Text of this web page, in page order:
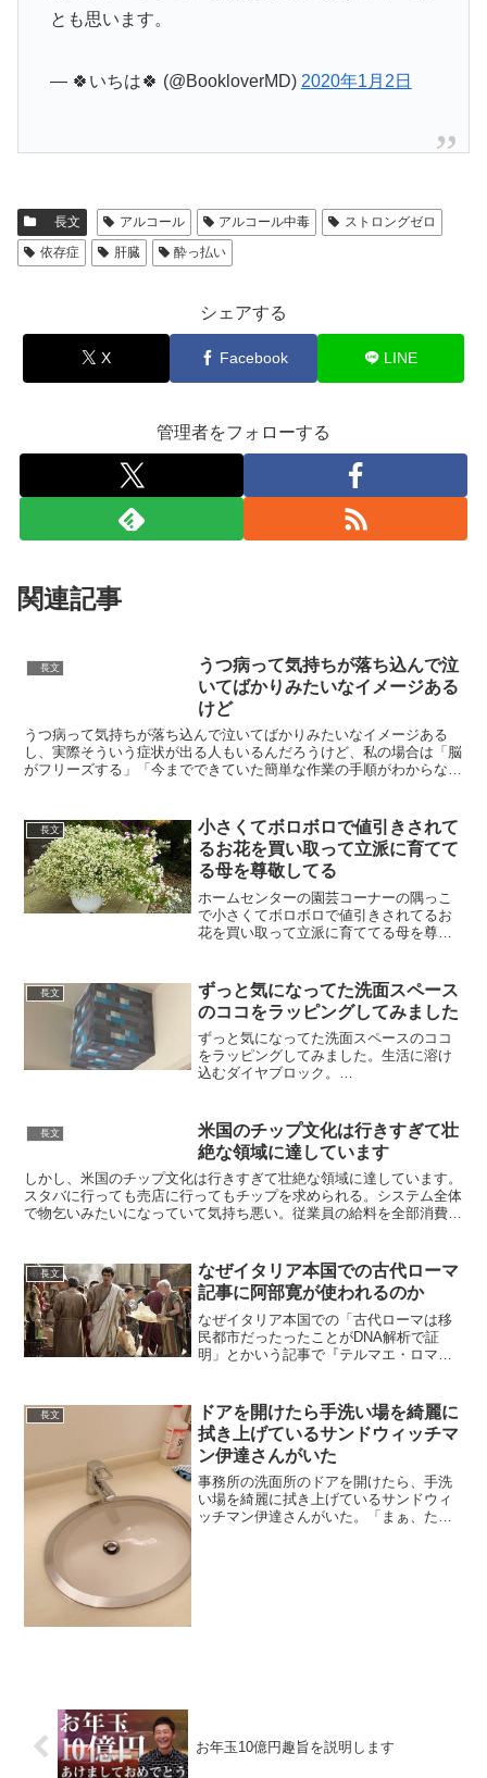
とも思います。
— 🍀いちは🍀 (@BookloverMD) 2020年1月2日
長文 アルコール アルコール中毒
ストロングゼロ
依存症
肝臓 酔っ払い
シェアする
X Facebook LINE
管理者をフォローする
関連記事
長文
うつ病って気持ちが落ち込んで泣
いてばかりみたいなイメージある
けど
うつ病って気持ちが落ち込んで泣いてばかりみたいなイメージある
し、実際そういう症状が出る人もいるんだろうけど、私の場合は「脳
がフリーズする」「今までできていた簡単な作業の手順がわからなく
長文
小さくてボロボロで値引きされて
るお花を買い取って立派に育てて
る母を尊敬してる
ホームセンターの園芸コーナーの隅っこ
で小さくてボロボロで値引きされてるお
花を買い取って立派に育ててる母を尊敬
(@HORIMOTO_T) 2020...
長文
ずっと気になってた洗面スペース
のココをラッピングしてみました
ずっと気になってた洗面スペースのココ
をラッピングしてみました。生活に溶け
込むダイヤブロック。
われてみればwww— ...
長文
米国のチップ文化は行きすぎて壮
絶な領域に達しています
しかし、米国のチップ文化は行きすぎて壮絶な領域に達しています。
スタバに行っても売店に行ってもチップを求められる。システム全体
で物乞いみたいになっていて気持ち悪い。従業員の給料を全部消費者
長文
なぜイタリア本国での古代ローマ
記事に阿部寛が使われるのか
なぜイタリア本国での「古代ローマは移
民都市だったったことがDNA解析で証
明」とかいう記事で『テルマエ・ロマ
lo cert...
長文
ドアを開けたら手洗い場を綺麗に
拭き上げているサンドウィッチマ
ン伊達さんがいた
事務所の洗面所のドアを開けたら、手洗
い場を綺麗に拭き上げているサンドウィ
ッチマン伊達さんがいた。「まぁ、たま
お年玉10億円趣旨を説明します